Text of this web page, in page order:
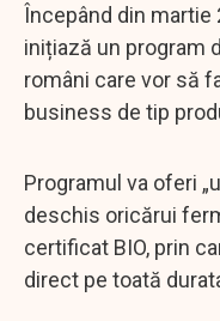
Începând din martie
inițiază un program
români care vor să
business de tip
Programul va oferi
deschis oricărui
certificat BIO, prin
direct pe toată